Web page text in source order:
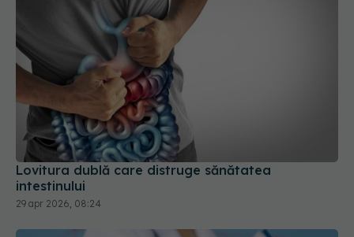
Lovitura dublă care distruge sănătatea
intestinului
29 apr 2026, 08:24